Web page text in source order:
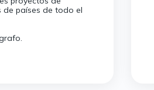
de países de todo el